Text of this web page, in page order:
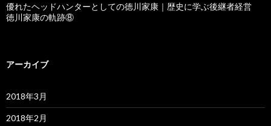
優れたヘッドハンターとしての徳川家康｜歴史に学ぶ後継者経営
徳川家康の軌跡⑧
アーカイブ
2018年3月
2018年2月